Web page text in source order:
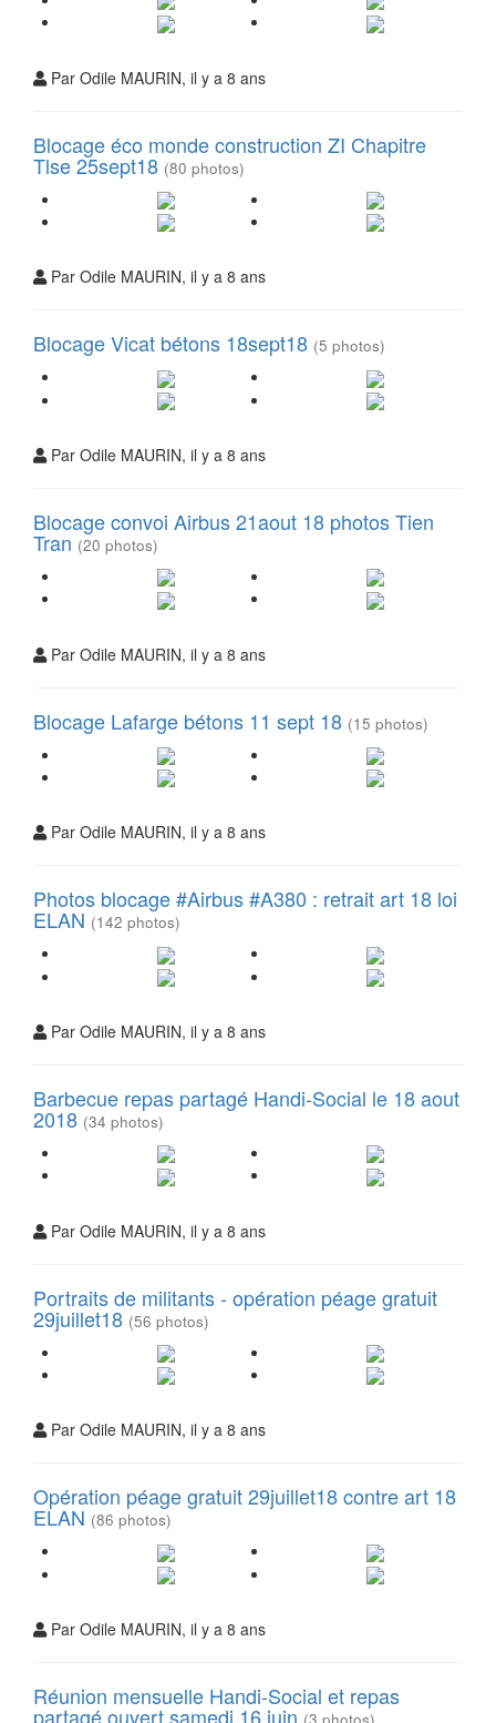
Par Odile MAURIN, il y a 8 ans
Blocage éco monde construction ZI Chapitre
Tlse 25sept18 (80 photos)
Par Odile MAURIN, il y a 8 ans
Blocage Vicat bétons 18sept18 (5 photos)
Par Odile MAURIN, il y a 8 ans
Blocage convoi Airbus 21aout 18 photos Tien
Tran (20 photos)
Par Odile MAURIN, il y a 8 ans
Blocage Lafarge bétons 11 sept 18 (15 photos)
Par Odile MAURIN, il y a 8 ans
Photos blocage #Airbus #A380 : retrait art 18 loi
ELAN (142 photos)
Par Odile MAURIN, il y a 8 ans
Barbecue repas partagé Handi-Social le 18 aout
2018 (34 photos)
Par Odile MAURIN, il y a 8 ans
Portraits de militants - opération péage gratuit
29juillet18 (56 photos)
Par Odile MAURIN, il y a 8 ans
Opération péage gratuit 29juillet18 contre art 18
ELAN (86 photos)
Par Odile MAURIN, il y a 8 ans
Réunion mensuelle Handi-Social et repas
partagé ouvert samedi 16 juin